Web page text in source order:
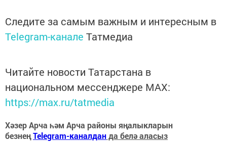
Следите за самым важным и интересным в
Telegram-канале Татмедиа
Читайте новости Татарстана в
национальном мессенджере MАХ:
https://max.ru/tatmedia
Хәзер Арча һәм Арча районы яңалыкларын
безнеңTelegram-каналданда белә аласыз